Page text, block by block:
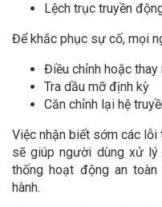
Lệch trục truyền
Để khắc phục sự cố, mọi
Điều chỉnh hoặc
Tra dầu mỡ định kỳ
Căn chỉnh lại hệ
Việc nhận biết sớm các
sẽ giúp người dùng xử
thống hoạt động an
hành.